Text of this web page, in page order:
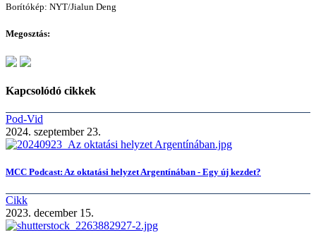
Borítókép: NYT/Jialun Deng
Megosztás:
Kapcsolódó cikkek
Pod-Vid
2024. szeptember 23.
MCC Podcast: Az oktatási helyzet Argentínában - Egy új kezdet?
Cikk
2023. december 15.